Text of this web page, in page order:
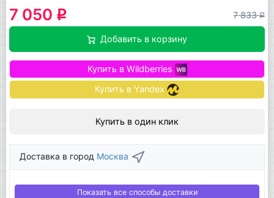
7 050 q 7 833q
Добавить в корзину
Купить в Wildberries
Купить в Yandex
Купить в один клик
Доставка в город Москва
Показать все способы доставки